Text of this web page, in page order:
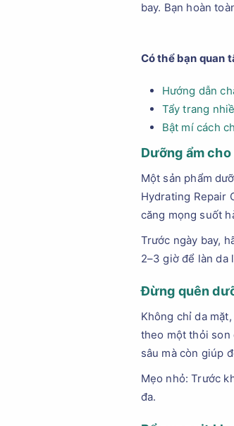
bay. Bạn hoàn
Có thể bạn quan
Hướng dẫn
Tẩy trang
Bật mí cách
Dưỡng ẩm cho
Một sản phẩm
Hydrating Repair
căng mọng suốt
Trước ngày bay,
2–3 giờ để làn da
Đừng quên
Không chỉ da
theo một thỏi son
sâu mà còn giúp
Mẹo nhỏ: Trước
đa.